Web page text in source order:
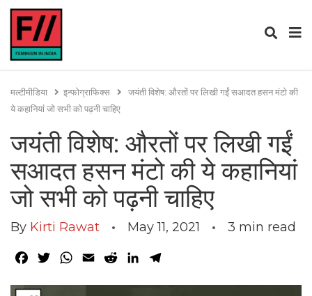
मल्टीमीडिया इन्फोग्राफिक्स
जयंती विशेष: औरतों पर लिखी गईं सआदत हसन मंटो की
ये कहानियां जो सभी को पढ़नी चाहिए
जयंती विशेष: औरतों पर लिखी गईं
सआदत हसन मंटो की ये कहानियां
जो सभी को पढ़नी चाहिए
By Kirti Rawat May 11, 2021 3 min read
Facebook
TwitterWhatsApp
Email RedditLinkedIn